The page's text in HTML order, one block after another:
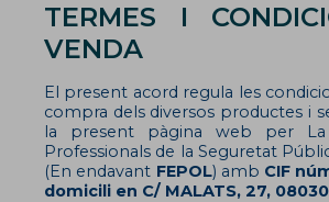
TERMES I
VENDA
El present acord regula les
compra dels diversos productes i
la present pàgina web per La
Professionals de la Seguretat
(En endavant FEPOL) amb CIF
domicili en C/ MALATS, 27,